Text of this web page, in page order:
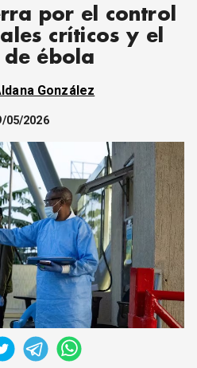
OBRERO
MUJER
Y CULTURA
LECTORES
RESPONDE
Revista
por el control
críticos y el
de ébola
González
05/2026